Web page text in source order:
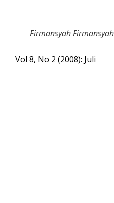
Firmansyah Firmansyah
Vol 8, No 2 (2008): Juli